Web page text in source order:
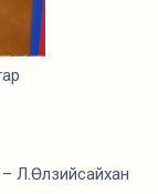
– Л.Өлзийсайхан